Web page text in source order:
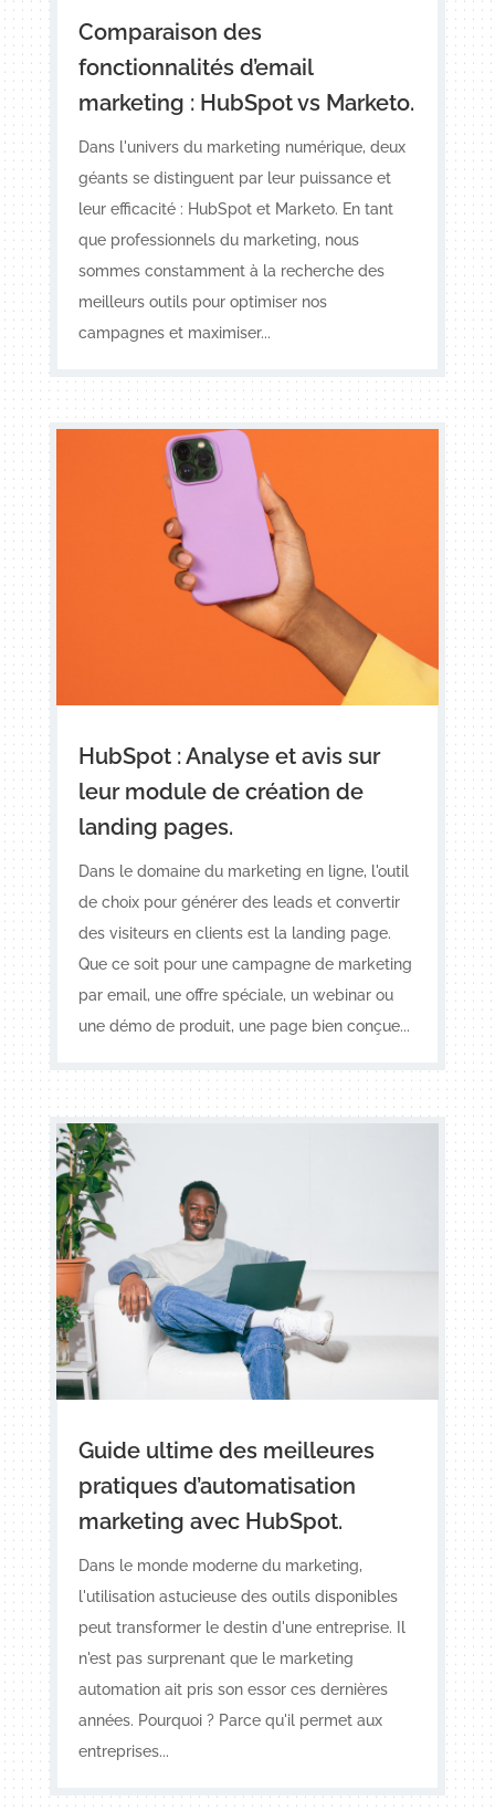
Comparaison des
fonctionnalités d’email
marketing : HubSpot vs Marketo.
Dans l'univers du marketing numérique, deux
géants se distinguent par leur puissance et
leur efficacité : HubSpot et Marketo. En tant
que professionnels du marketing, nous
sommes constamment à la recherche des
meilleurs outils pour optimiser nos
campagnes et maximiser...
HubSpot : Analyse et avis sur
leur module de création de
landing pages.
Dans le domaine du marketing en ligne, l'outil
de choix pour générer des leads et convertir
des visiteurs en clients est la landing page.
Que ce soit pour une campagne de marketing
par email, une offre spéciale, un webinar ou
une démo de produit, une page bien conçue...
Guide ultime des meilleures
pratiques d’automatisation
marketing avec HubSpot.
Dans le monde moderne du marketing,
l'utilisation astucieuse des outils disponibles
peut transformer le destin d'une entreprise. Il
n'est pas surprenant que le marketing
automation ait pris son essor ces dernières
années. Pourquoi ? Parce qu'il permet aux
entreprises...